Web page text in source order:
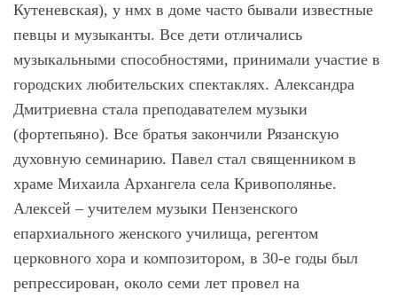
Кутеневская), у нмх в доме часто бывали известные
певцы и музыканты. Все дети отличались
музыкальными способностями, принимали участие в
городских любительских спектаклях. Александра
Дмитриевна стала преподавателем музыки
(фортепьяно). Все братья закончили Рязанскую
духовную семинарию. Павел стал священником в
храме Михаила Архангела села Кривополянье.
Алексей – учителем музыки Пензенского
епархиального женского училища, регентом
церковного хора и композитором, в 30-е годы был
репрессирован, около семи лет провел на